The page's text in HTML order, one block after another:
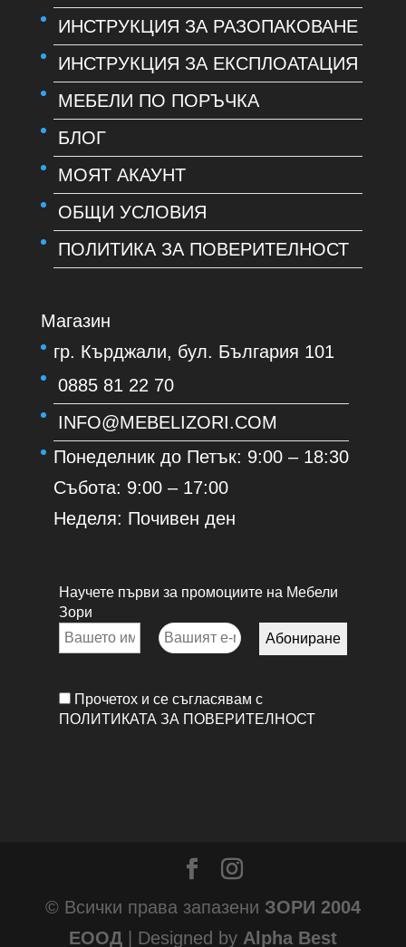
ИНСТРУКЦИЯ ЗА РАЗОПАКОВАНЕ
ИНСТРУКЦИЯ ЗА ЕКСПЛОАТАЦИЯ
МЕБЕЛИ ПО ПОРЪЧКА
БЛОГ
МОЯТ АКАУНТ
ОБЩИ УСЛОВИЯ
ПОЛИТИКА ЗА ПОВЕРИТЕЛНОСТ
Магазин
гр. Кърджали, бул. България 101
0885 81 22 70
INFO@MEBELIZORI.COM
Понеделник до Петък: 9:00 – 18:30
Събота: 9:00 – 17:00
Неделя: Почивен ден
Научете първи за промоциите на Мебели
Зори
Прочетох и се съгласявам с
ПОЛИТИКАТА ЗА ПОВЕРИТЕЛНОСТ
© Всички права запазени ЗОРИ 2004
ЕООД
| Designed by Alpha Best